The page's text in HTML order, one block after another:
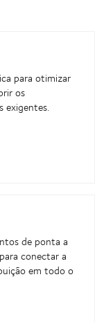
para otimizar
os
exigentes.
de ponta a
conectar a
em todo o